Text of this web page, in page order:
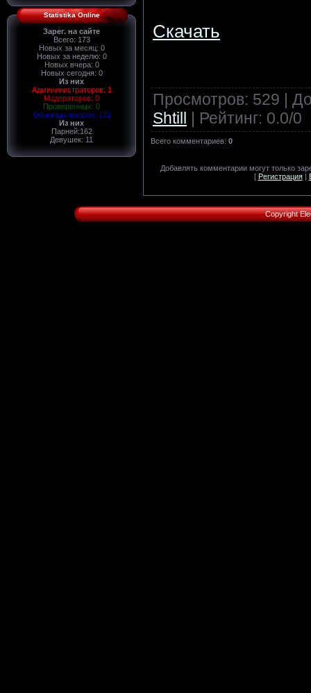
Statistika Online
Зарег. на сайте
Всего: 173
Новых за месяц: 0
Новых за неделю: 0
Новых вчера: 0
Новых сегодня: 0
Из них
Админинистраторов: 1
Модераторов: 0
Проверенных: 0
Обычных юзеров: 172
Из них
Парней:162
Девушек: 11
Скачать
Просмотров: 529 |
Shtill
Рейтинг: 0.0/0
Всего комментариев: 0
Добавлять комментарии могут только
[ Регистрация|
Copyright